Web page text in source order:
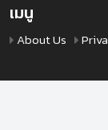
เมนู
About Us